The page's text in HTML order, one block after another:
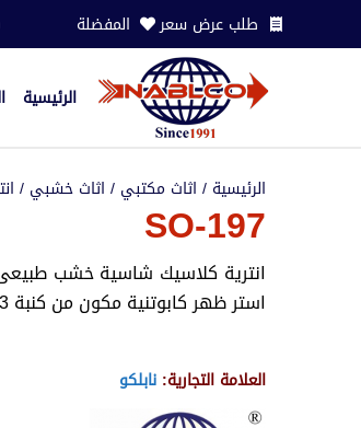
طلب عرض سعر المفضلة
الرئيسية
الرئيسية / اثاث مكتبي / اثاث خشبي /
SO-197
انترية كلاسيك شاسية خشب
استر ظهر كابوتنية مكون من كنبة 3 مقعد و 2 فوتية +ترابيزة خشب طبيعى 100سم
العلامة التجارية: نابلكو